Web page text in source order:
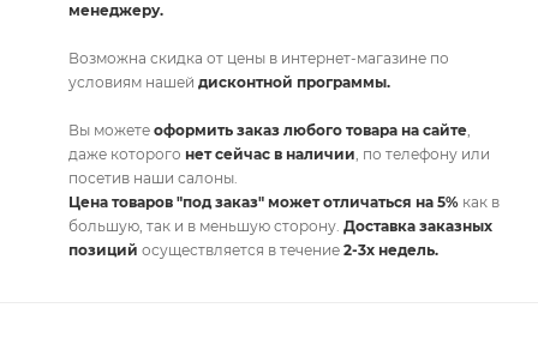
менеджеру.
Возможна скидка от цены в интернет-магазине по
условиям нашей дисконтной программы.
Вы можете оформить заказ любого товара на сайте,
даже которого нет сейчас в наличии, по телефону или
посетив наши салоны.
Цена товаров "под заказ" может отличаться на 5% как в
большую, так и в меньшую сторону. Доставка заказных
позиций осуществляется в течение 2-3х недель.